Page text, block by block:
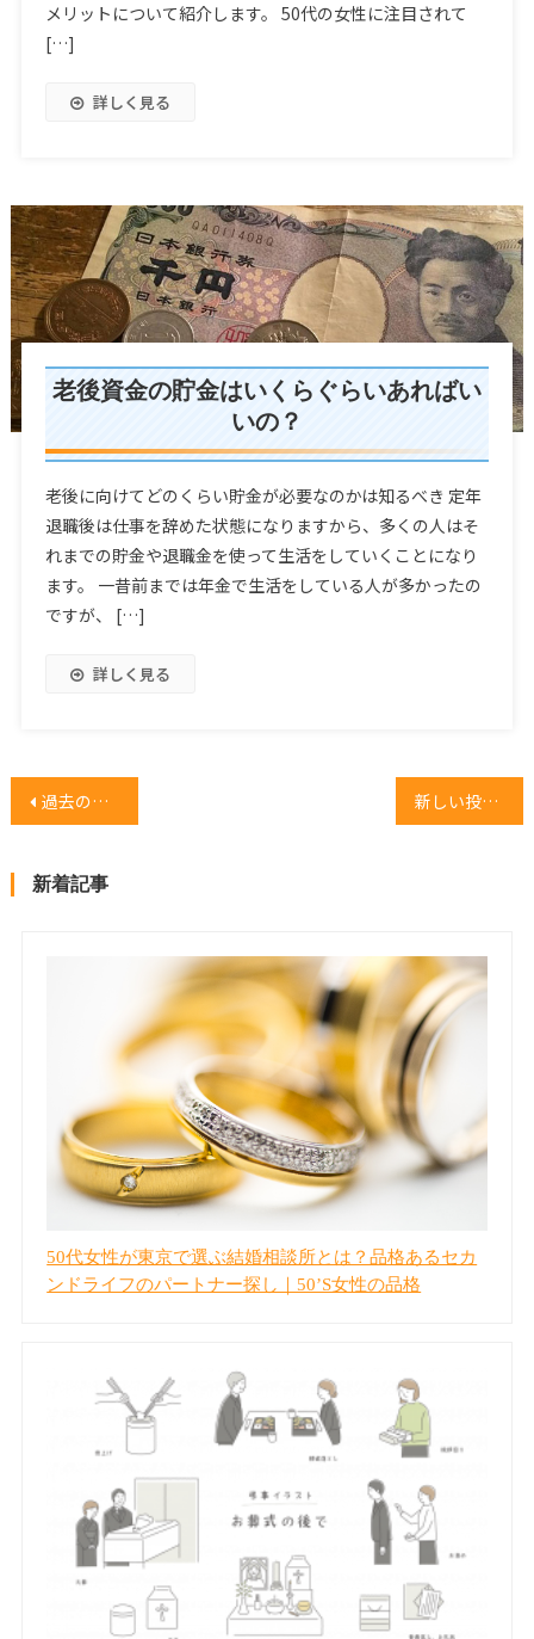
メリットについて紹介します。 50代の女性に注目されて
[…]
詳しく見る
老後資金の貯金はいくらぐらいあればい
いの？
老後に向けてどのくらい貯金が必要なのかは知るべき 定年
退職後は仕事を辞めた状態になりますから、多くの人はそ
れまでの貯金や退職金を使って生活をしていくことになり
ます。 一昔前までは年金で生活をしている人が多かったの
ですが、 […]
詳しく見る
投
ナ
過去の投稿 新しい投稿
新着記事
50代女性が東京で選ぶ結婚相談所とは？品格あるセカ
ンドライフのパートナー探し｜50’S女性の品格